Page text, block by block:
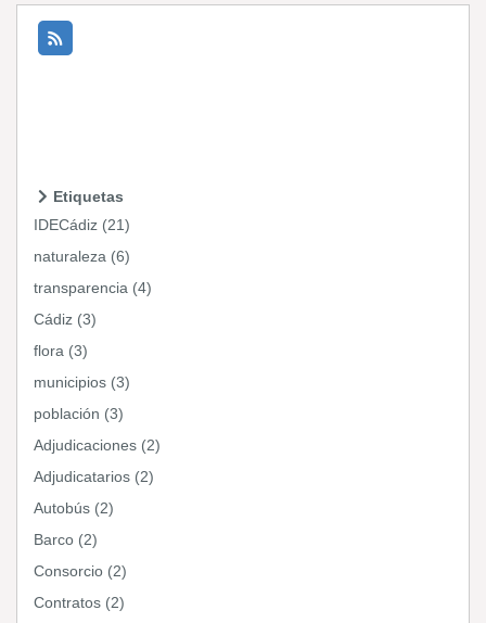
Etiquetas
IDECádiz (21)
naturaleza (6)
transparencia (4)
Cádiz (3)
flora (3)
municipios (3)
población (3)
Adjudicaciones (2)
Adjudicatarios (2)
Autobús (2)
Barco (2)
Consorcio (2)
Contratos (2)